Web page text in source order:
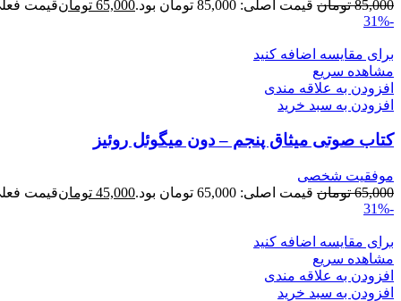
85,000 تومان قیمت اصلی: 85,000 تومان بود. 65,000 تومانقیمت فعلی: 65,000
-31%
برای مقایسه اضافه کنید
مشاهده سریع
افزودن به علاقه مندی
افزودن به سبد خرید
کتاب صوتی میثاق پنجم – دون میگوئل روئیز
موفقیت شخصی
65,000 تومان قیمت اصلی: 65,000 تومان بود. 45,000 تومانقیمت فعلی: 45,000
-31%
برای مقایسه اضافه کنید
مشاهده سریع
افزودن به علاقه مندی
افزودن به سبد خرید